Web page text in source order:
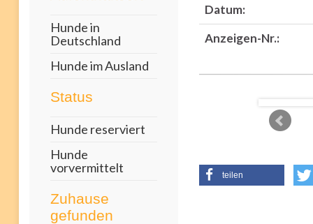
Hunde in
Deutschland
Hunde im Ausland
Status
Hunde reserviert
Hunde
vorvermittelt
Zuhause
gefunden
Datum:
Anzeigen-Nr.:
teilen